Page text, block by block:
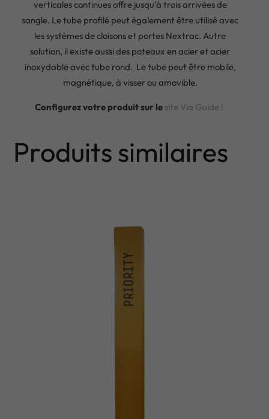
verticales continues offre jusqu’à trois arrivées de
sangle. Le tube profilé peut également être utilisé avec
les systèmes de cloisons et portes Nextrac. Autre
solution, il existe aussi des poteaux en acier et acier
inoxydable avec tube rond. Le tube peut être mobile,
magnétique, à visser ou amovible.
Configurez votre produit sur le site Via Guide !
Produits similaires